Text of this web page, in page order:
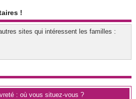
!
sites qui intéressent les familles :
: où vous situez-vous ?